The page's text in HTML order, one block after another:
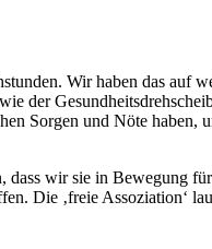
Wir haben das auf
der
Sorgen und Nöte haben,
dass wir sie in Bewegung
Die ‚freie Assoziation‘